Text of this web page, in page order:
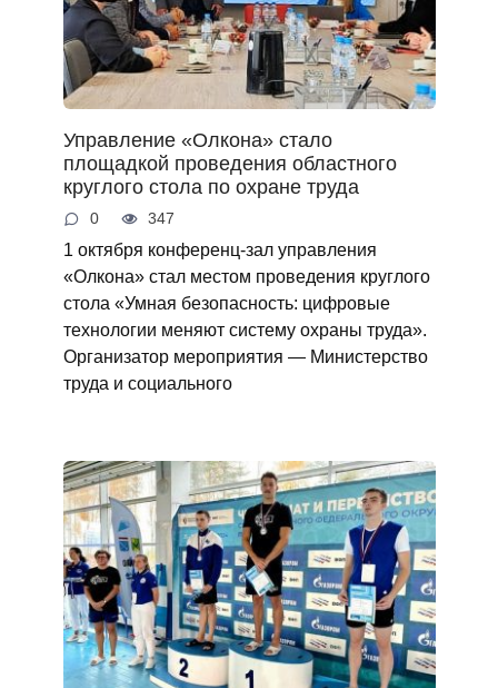
Управление «Олкона» стало
площадкой проведения областного
круглого стола по охране труда
0 347
1 октября конференц-зал управления
«Олкона» стал местом проведения круглого
стола «Умная безопасность: цифровые
технологии меняют систему охраны труда».
Организатор мероприятия — Министерство
труда и социального